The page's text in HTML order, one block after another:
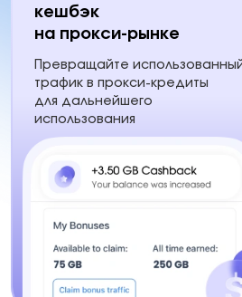
кешбэк
на прокси-рынке
Превращайте
трафик в прокси-кредиты
для дальнейшего
использования